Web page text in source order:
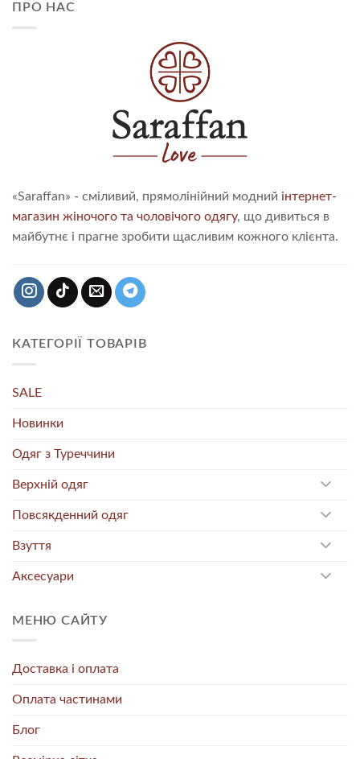
ПРО НАС
«Saraffan» - сміливий, прямолінійний модний інтернет-
магазин жіночого та чоловічого одягу, що дивиться в
майбутнє і прагне зробити щасливим кожного клієнта.
КАТЕГОРІЇ ТОВАРІВ
SALE
Новинки
Одяг з Туреччини
Верхній одяг
Повсякденний одяг
Взуття
Аксесуари
МЕНЮ САЙТУ
Доставка і оплата
Оплата частинами
Блог